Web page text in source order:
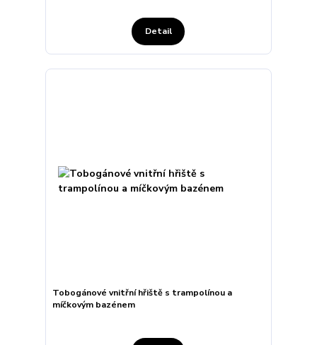
Detail
Tobogánové vnitřní hřiště s trampolínou a
míčkovým bazénem